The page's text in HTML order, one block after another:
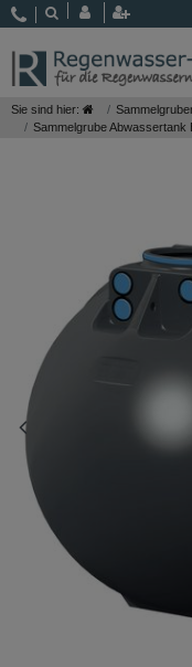
Sie sind hier:
Sammelgrube Abwassertank